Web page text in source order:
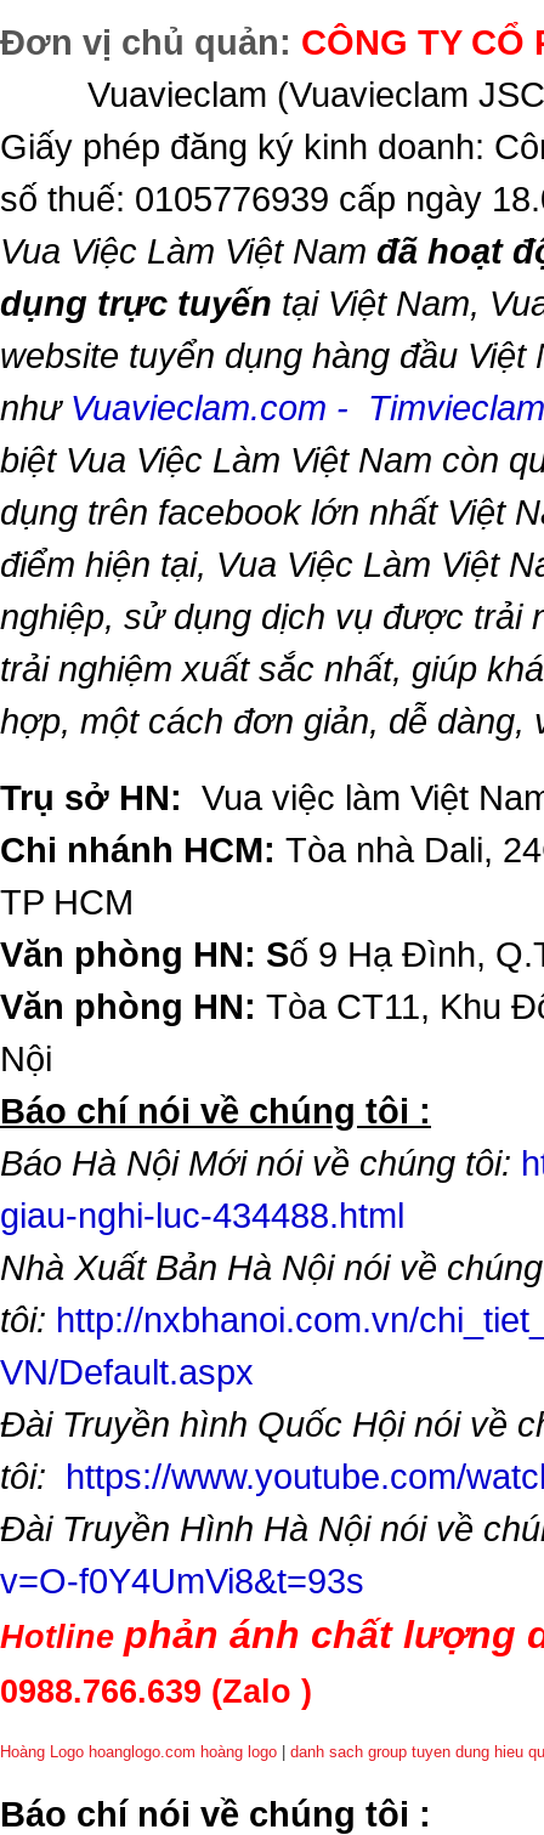
Đơn vị chủ quản: CÔNG TY CỔ
Vuavieclam (Vuavieclam
Giấy phép đăng ký kinh doanh:
số thuế: 0105776939 cấp ngày
Vua Việc Làm Việt Nam đã hoạt
dụng trực tuyến tại Việt Nam,
website tuyển dụng hàng đầu Việt
như Vuavieclam.com -
biệt Vua Việc Làm Việt Nam còn
dụng trên facebook lớn nhất Việt
điểm hiện tại, Vua Việc Làm Việt
nghiệp, sử dụng dịch vụ được trải
trải nghiệm xuất sắc nhất, giúp
hợp, một cách đơn giản, dễ dàng,
Trụ sở HN: Vua việc làm Việt
Chi nhánh HCM: Tòa nhà Dali,
TP HCM
Văn phòng HN: Số 9 Hạ Đình,
Văn phòng HN: Tòa CT11, Khu
Nội
​Báo chí nói về chúng tôi :
Báo Hà Nội Mới nói về chúng tôi:
giau-nghi-luc-434488.html
Nhà Xuất Bản Hà Nội nói về chúng
tôi: http://nxbhanoi.com.vn/
VN/Default.aspx
Đài Truyền hình Quốc Hội nói về
tôi: https://www.youtube.com/
Đài Truyền Hình Hà Nội nói về
v=O-f0Y4UmVi8&t=93s
Hotline phản ánh chất lượng
0988.766.639 (Zalo )
Hoàng Logo hoanglogo.com hoàng logo danh sach group tuyen dung hieu
​Báo chí nói về chúng tôi :